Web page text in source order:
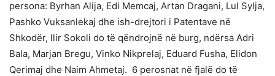
persona: Byrhan Alija, Edi Memcaj, Artan Dragani, Lul Sylja,
Pashko Vuksanlekaj dhe ish-drejtori i Patentave në
Shkodër, Ilir Sokoli do të qëndrojnë në burg, ndërsa Adri
Bala, Marjan Bregu, Vinko Nikprelaj, Eduard Fusha, Elidon
Qerimaj dhe Naim Ahmetaj. 6 perosnat në fjalë do të